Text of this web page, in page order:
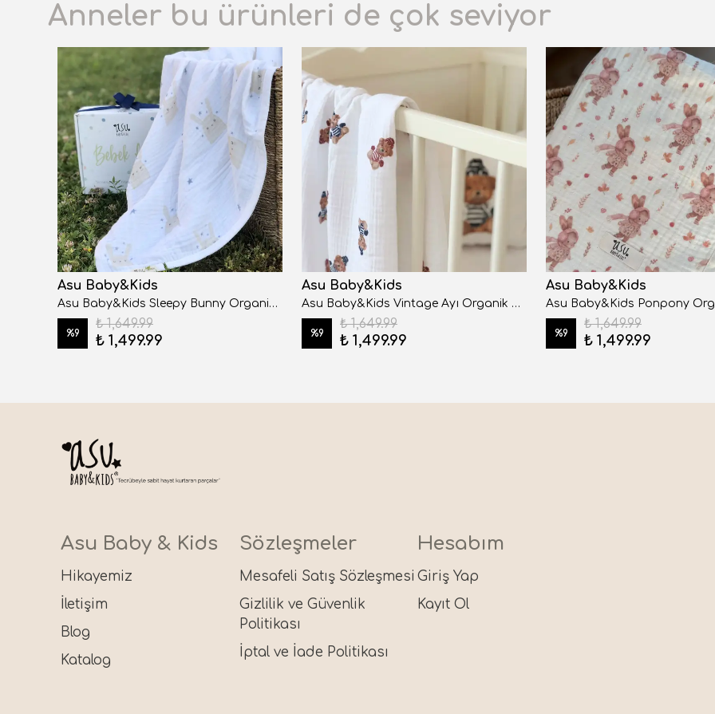
Anneler bu ürünleri de çok seviyor
Asu Baby&Kids
Asu Baby&Kids Sleepy Bunny Organik 4 Kat Müslin Battaniye
%9
₺ 1,649.99
₺ 1,499.99
Asu Baby&Kids
Asu Baby&Kids Vintage Ayı Organik 4 Kat Müslin Battaniye
%9
₺ 1,649.99
₺ 1,499.99
Asu Baby&Kids
%9
₺ 1,649.99
₺ 1,499.99
Asu Baby & Kids
Hikayemiz
İletişim
Blog
Katalog
Sözleşmeler
Mesafeli Satış Sözleşmesi
Gizlilik ve Güvenlik
Politikası
İptal ve İade Politikası
Hesabım
Giriş Yap
Kayıt Ol